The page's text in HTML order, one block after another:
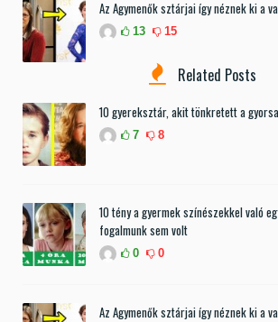
Az Agymenők sztárjai így néznek ki a
13 15
Related Posts
10 gyereksztár, akit tönkretett a
7 8
10 tény a gyermek színészekkel való
fogalmunk sem volt
0 0
Az Agymenők sztárjai így néznek ki a